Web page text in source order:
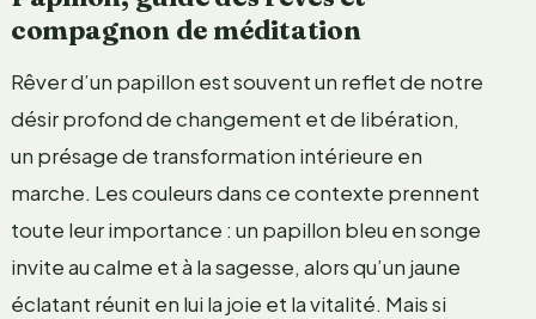
compagnon de méditation
Rêver d’un papillon est souvent un reflet de notre
désir profond de changement et de libération,
un présage de transformation intérieure en
marche. Les couleurs dans ce contexte prennent
toute leur importance : un papillon bleu en songe
invite au calme et à la sagesse, alors qu’un jaune
éclatant réunit en lui la joie et la vitalité. Mais si